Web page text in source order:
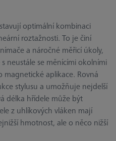
optimální kombinaci
roztažnosti. To je činí
a náročné měřicí úkoly,
neustále se měnícími okolními
aplikace. Rovná
stylusu a umožňuje nejdelší
délka hřídele může být
z uhlíkových vláken mají
hmotnost, ale o něco nižší